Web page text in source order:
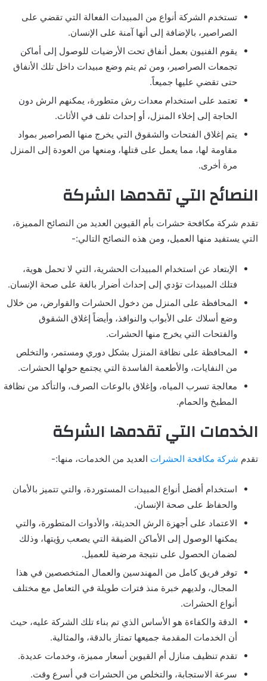
تستخدم الشركة أنواع من المبيدات الفعالة التي تقضي على
الصراصير، بالإضافة إلى أنها آمنة على الإنسان.
يقوم الفنيون بعمل أنفاق تحت الأرضيات للوصول إلى أماكن
تجمعات الصراصير، ومن ثم يتم وضع مبيدات داخل تلك الأنفاق
حتى تقضي عليها جميعاً.
تعتمد على استخدام معدات رش متطورة، يمكنهم الرش دون
الحاجة إلى إخلاء المنزل، أو إحداث تلف في الأثاث.
يتم إغلاق الفتحات والشقوق التي يخرج منها الصراصير بمواد
مقاومة لها، مما يعمل على قتلها، ومنعها من العودة إلى المنزل
مرة أخرى.
النصائح التي تقدمها الشركة
تقدم شركة مكافحة حشرات بأم القيوين العديد من النصائح المميزة،
التي يستفيد منها العميل، ومن هذه النصائح التالي:-
الإبتعاد عن استخدام المبيدات الحشرية، التي لا تحمل هوية،
فتلك المبيدات تؤدي إلى إحداث أضرار بالغة على صحة الإنسان.
المحافظة على المنزل من دخول الحشرات والقوارض، من خلال
وضع أسلاك على الأبواب والنوافذ، وأيضاً إغلاق الشقوق
والفتحات التي يخرج منها الحشرات.
المحافظة على نظافة المنزل بشكل دوري ومستمر، والتخلص
من النفايات، والأطعمة الفاسدة التي يجتمع حولها الحشرات.
معالجة تسرب المياه، وإغلاق بالوعات الصرف، والتأكد من نظافة
المطبخ والحمام.
الخدمات التي تقدمها الشركة
تقدم شركة مكافحة الحشرات العديد من الخدمات، منها:-
استخدام أفضل أنواع المبيدات المستوردة، والتي تتميز بالأمان
والحفاظ على صحة الإنسان.
الاعتماد على أجهزة الرش الحديثة، والأدوات المتطورة، والتي
يمكنها الوصول إلى الأماكن الضيقة التي يصعب رؤيتها، وذلك
لضمان الحصول على نتيجة مرضية للعميل.
توفر فريق كامل من المهندسين والعمال المتخصصين في هذا
المجال، ولديهم خبرة منذ فترات طويلة في التعامل مع مختلف
أنواع الحشرات.
الدقة والكفاءة هو الأساس الذي تم بناء تلك الشركة عليه، حيث
أن الخدمات المقدمة جميعها تمتاز بالدقة، والمثالية.
تقدم تنظيف منازل أم القيوين أسعار مميزة، وخدمات عديدة.
سرعة الاستجابة، والتخلص من الحشرات في أسرع وقت.